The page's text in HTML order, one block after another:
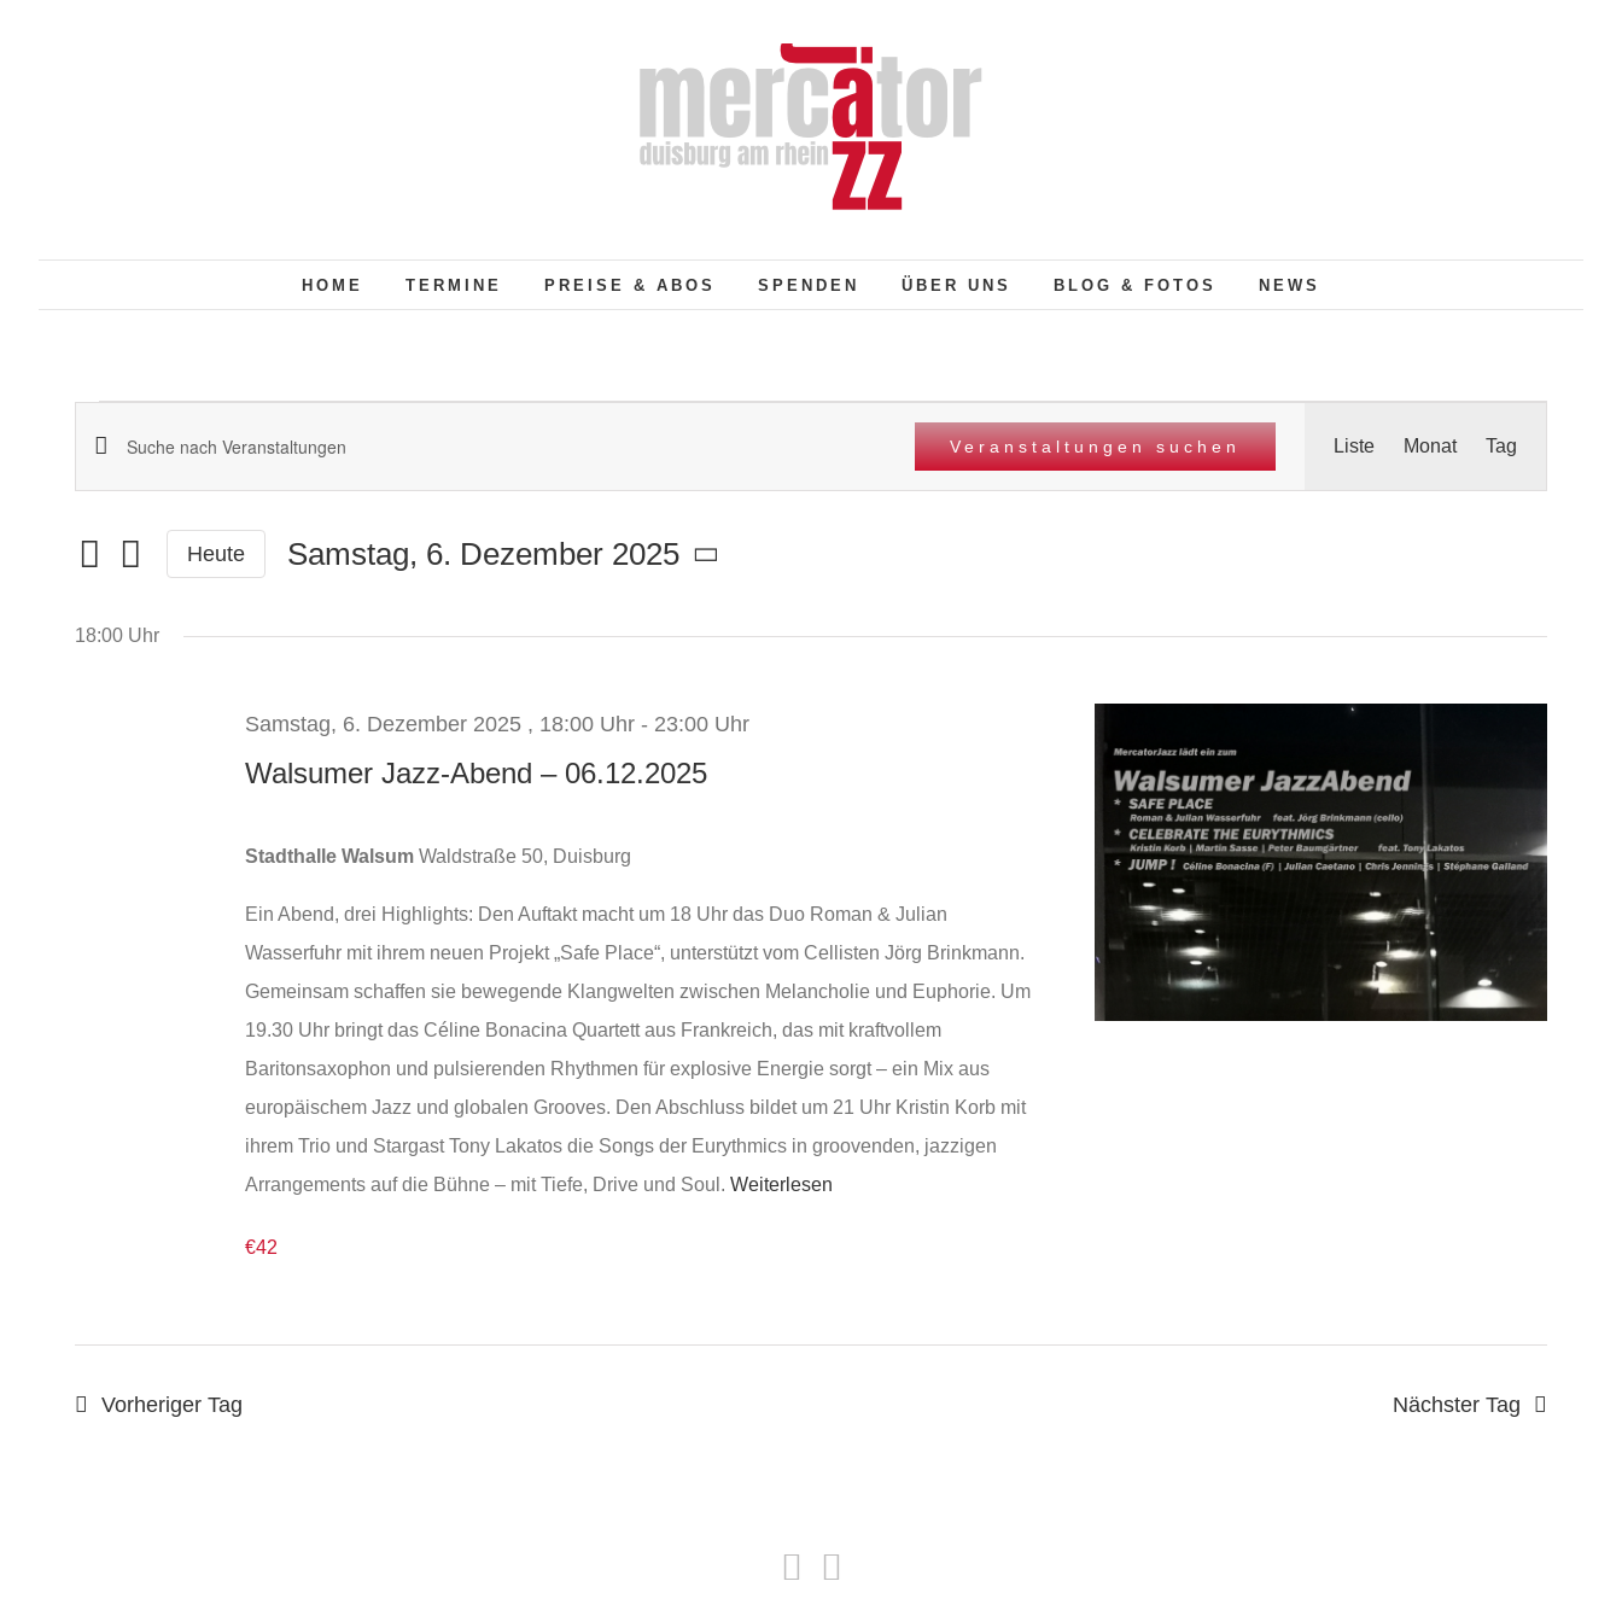
HOME TERMINE PREISE & ABOS SPENDEN ÜBER UNS BLOG & FOTOS NEWS
Veranstaltungen
Samstag,
Dezember
Veranstaltungen
und
Navigation
eingeben.
Veranstaltungen suchen
Ansichten-
Navigation
Liste Monat Tag
Heute
Samstag, 6. Dezember 2025
18:00 Uhr
Walsumer Jazz-Abend – 06.12.2025
Samstag, 6. Dezember 2025 , 18:00 Uhr- 23:00 Uhr
Stadthalle Walsum Waldstraße 50, Duisburg
Ein Abend, drei Highlights: Den Auftakt macht um 18 Uhr das Duo Roman & Julian
Wasserfuhr mit ihrem neuen Projekt „Safe Place“, unterstützt vom Cellisten Jörg Brinkmann.
Gemeinsam schaffen sie bewegende Klangwelten zwischen Melancholie und Euphorie. Um
19.30 Uhr bringt das Céline Bonacina Quartett aus Frankreich, das mit kraftvollem
Baritonsaxophon und pulsierenden Rhythmen für explosive Energie sorgt – ein Mix aus
europäischem Jazz und globalen Grooves. Den Abschluss bildet um 21 Uhr Kristin Korb mit
ihrem Trio und Stargast Tony Lakatos die Songs der Eurythmics in groovenden, jazzigen
Arrangements auf die Bühne – mit Tiefe, Drive und Soul. Weiterlesen
€42
Vorheriger Tag Nächster Tag